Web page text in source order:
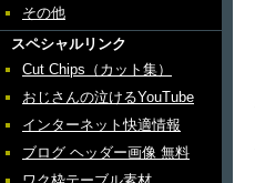
その他
スペシャルリンク
Cut Chips（カット集）
おじさんの泣けるYouTube
インターネット快適情報
ブログ ヘッダー画像 無料